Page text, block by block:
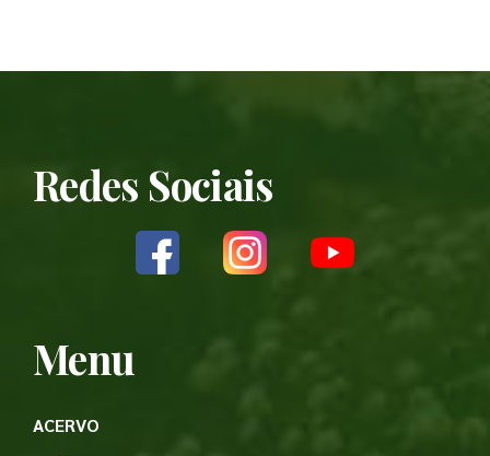
Redes Sociais
Menu
ACERVO